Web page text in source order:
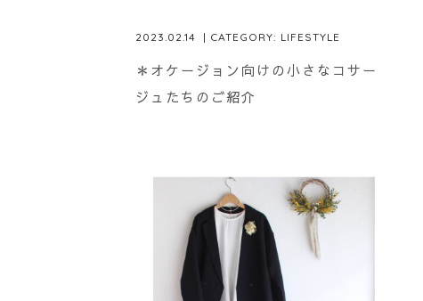
2023.02.14 | CATEGORY: LIFESTYLE
＊オケージョン向けの小さなコサー
ジュたちのご紹介